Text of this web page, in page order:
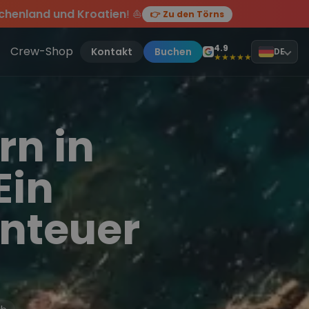
und Kroatien! ⛵ 👉 Zu den Törns
Törn!
des Jahres, sei dabei.
Crew-Shop Kontakt Buchen 4.9
★★★★★ DE
in